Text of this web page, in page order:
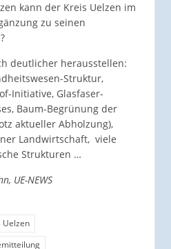
kann der Kreis Uelzen im
zu seinen
deutlicher herausstellen:
Struktur,
Initiative, Glasfaser-
Baum-Begrünung der
aktueller Abholzung),
Landwirtschaft, viele
Strukturen …
UE-NEWS
Uelzen